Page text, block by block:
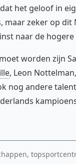
het geloof in
zeker op
naar de
worden zijn
, Leon
nog andere